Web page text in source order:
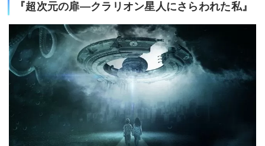
『超次元の扉―クラリオン星人にさらわれた私』